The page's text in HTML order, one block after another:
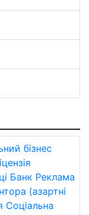
бізнес
Банк Реклама
(азартні
Соціальна